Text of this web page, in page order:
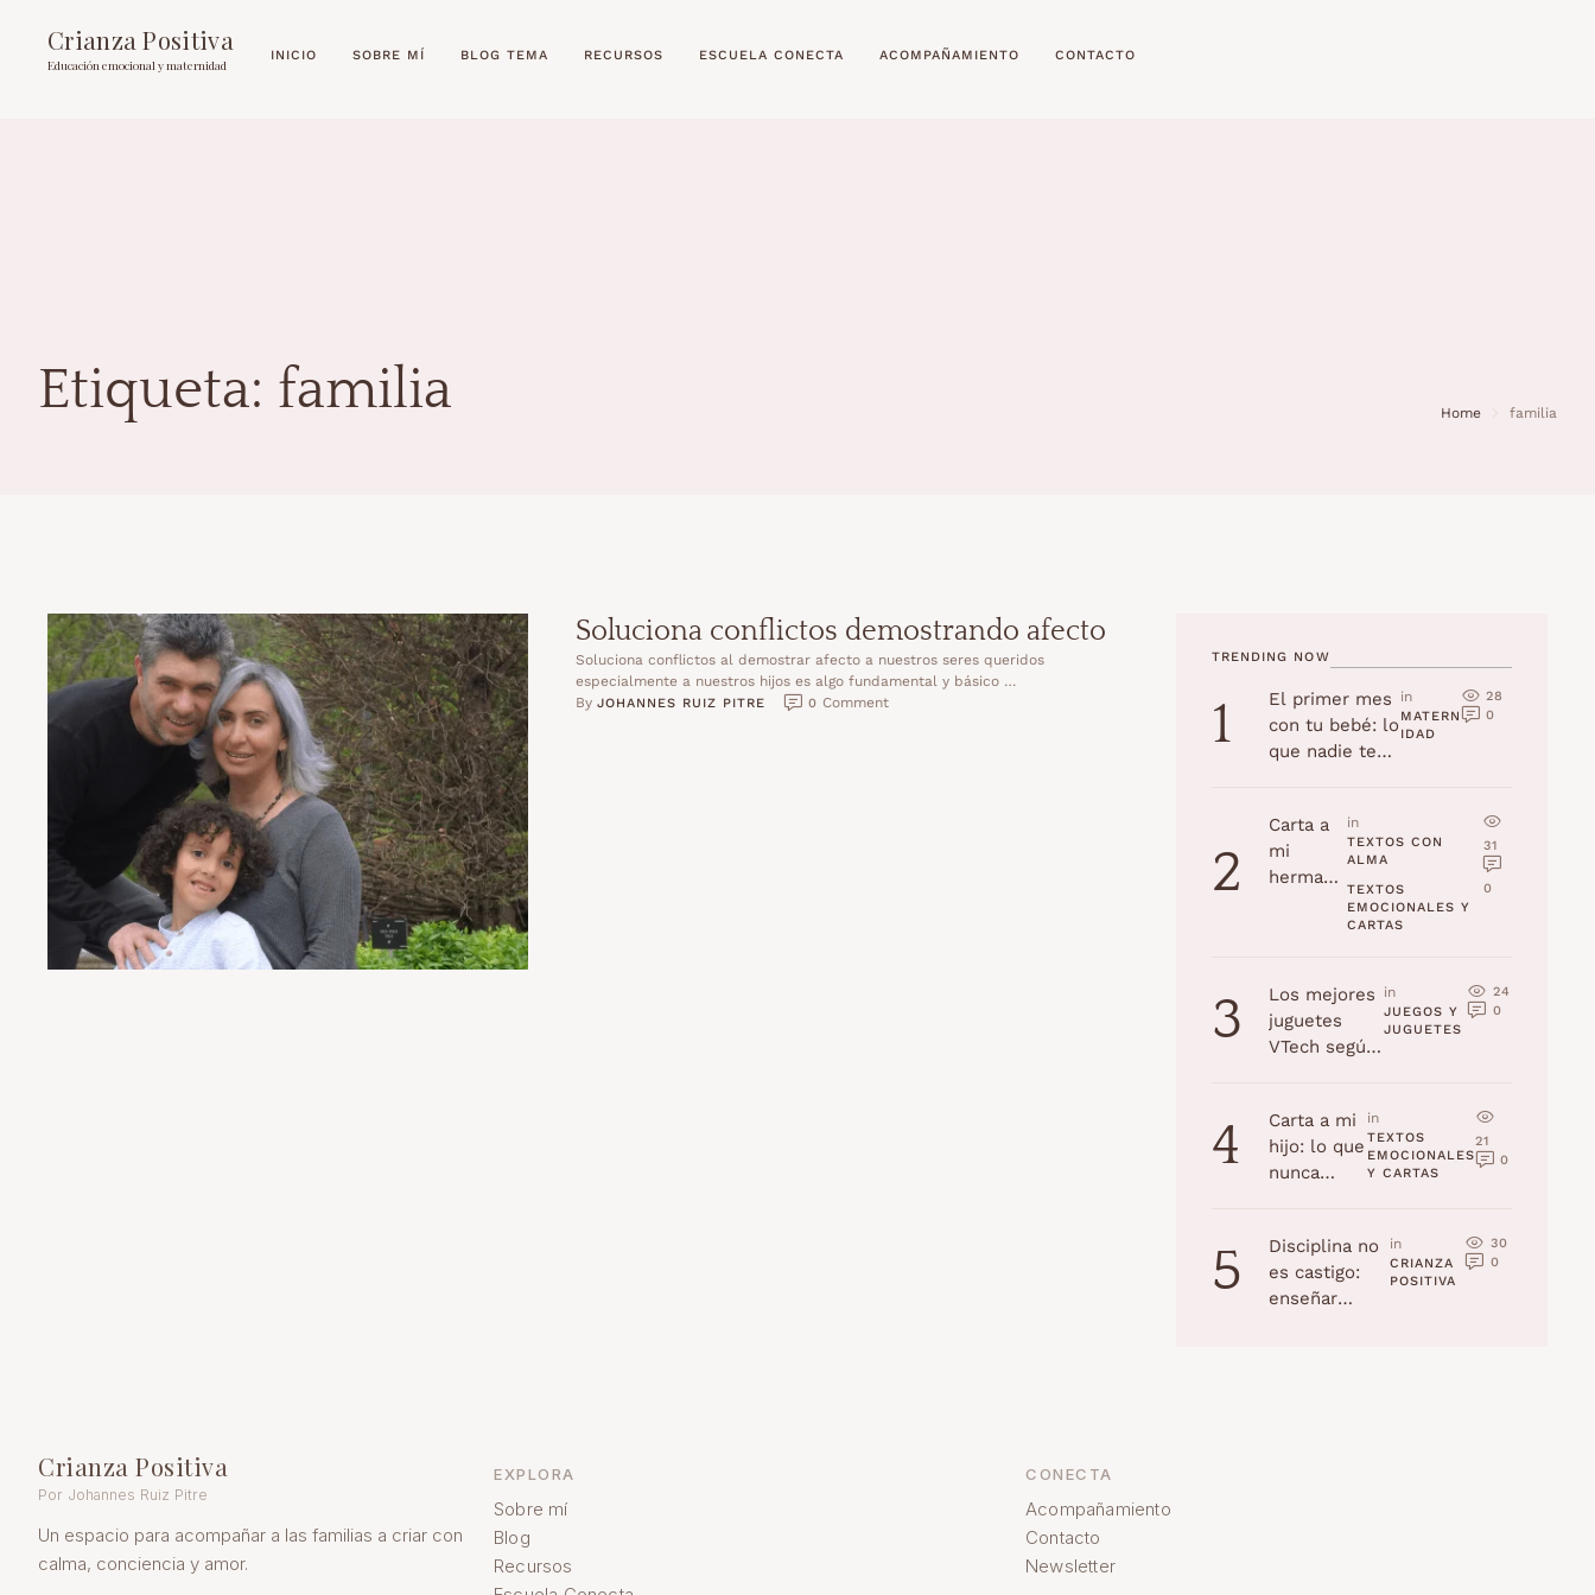
Crianza Positiva
Educación emocional y maternidad
INICIO SOBRE MÍ BLOG TEMA RECURSOS ESCUELA CONECTA ACOMPAÑAMIENTO CONTACTO
Etiqueta: familia Home familia
Soluciona conflictos demostrando afecto
Soluciona conflictos al demostrar afecto a nuestros seres queridos
especialmente a nuestros hijos es algo fundamental y básico …
By JOHANNES RUIZ PITRE 0 Comment
TRENDING NOW
1
El primer mes
con tu bebé: lo
que nadie te
in
MATERN
IDAD
28
0
2
Carta a
mi
hermana
in
TEXTOS CON
ALMA
TEXTOS
EMOCIONALES Y
CARTAS
31
0
3
Los mejores
juguetes
VTech según
2025)
in
JUEGOS Y
JUGUETES
24
0
4
Carta a mi
hijo: lo que
nunca
jamás
olvidaré
in
TEXTOS
EMOCIONALES
Y CARTAS
21
0
5
Disciplina no
es castigo:
enseñar
in
CRIANZA
POSITIVA
30
0
Crianza Positiva
Por Johannes Ruiz Pitre
Un espacio para acompañar a las familias a criar con
calma, conciencia y amor.
EXPLORA
Sobre mí
Blog
Recursos
CONECTA
Acompañamiento
Contacto
Newsletter